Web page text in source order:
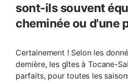
sont-ils souvent
cheminée ou d'une
Certainement ! Selon les
dernière, les gîtes à Tocane-
parfaits, pour toutes les